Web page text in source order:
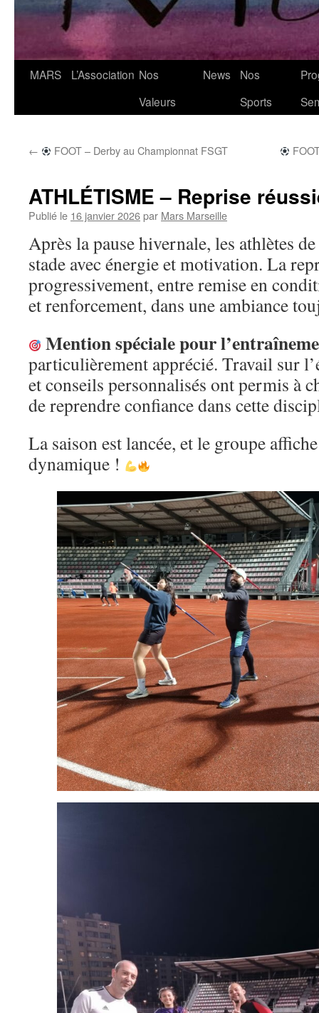
MARS L’Association Nos
Valeurs
News
Nos
Sports
← FOOT – Derby au Championnat FSGT
ATHLÉTISME – Reprise
Publié le 16 janvier 2026par Mars Marseille
Après la pause hivernale, les athlètes
stade avec énergie et motivation. La
progressivement, entre remise en
et renforcement, dans une ambiance
Mention spéciale pour
particulièrement apprécié. Travail sur
et conseils personnalisés ont permis à
de reprendre confiance dans cette
La saison est lancée, et le groupe
dynamique !